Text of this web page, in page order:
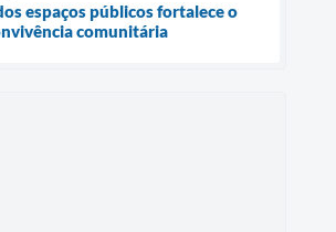
espaços públicos fortalece o
comunitária